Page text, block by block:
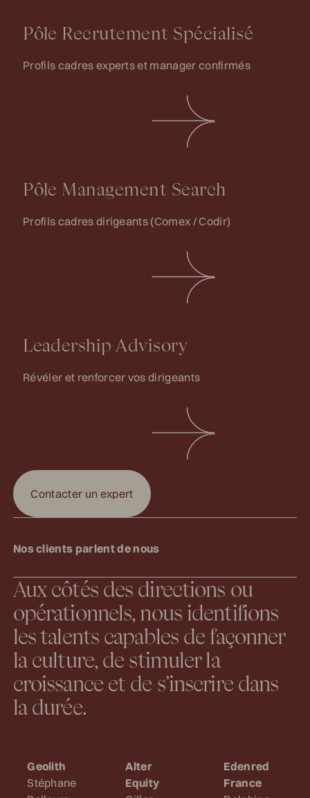
Pôle Recrutement Spécialisé
Profils cadres experts et manager confirmés
Pôle Management Search
Profils cadres dirigeants (Comex / Codir)
Leadership Advisory
Révéler et renforcer vos dirigeants
Contacter un expert
Contacter un expert
Nosclients parlentde nous
Aux côtés des directions ou
opérationnels, nous identifions
les talents capables de façonner
la culture, de stimuler la
croissance et de s’inscrire dans
la durée.
Geolith
Stéphane
Alter
Equity
Edenred
France